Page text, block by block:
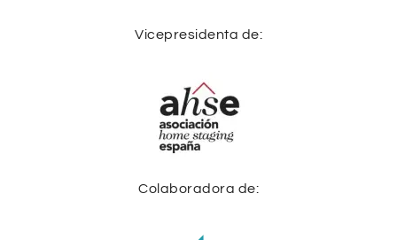
Vicepresidenta de:
Colaboradora de: